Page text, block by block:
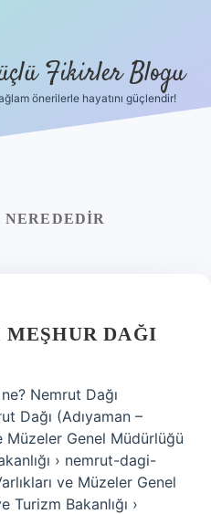
Fikirler Blogu
önerilerle hayatını güçlendir!
DAĞI
Nemrut Dağı
Dağı (Adıyaman –
Müzeler Genel Müdürlüğü
› nemrut-dagi-
ve Müzeler Genel
Turizm Bakanlığı ›